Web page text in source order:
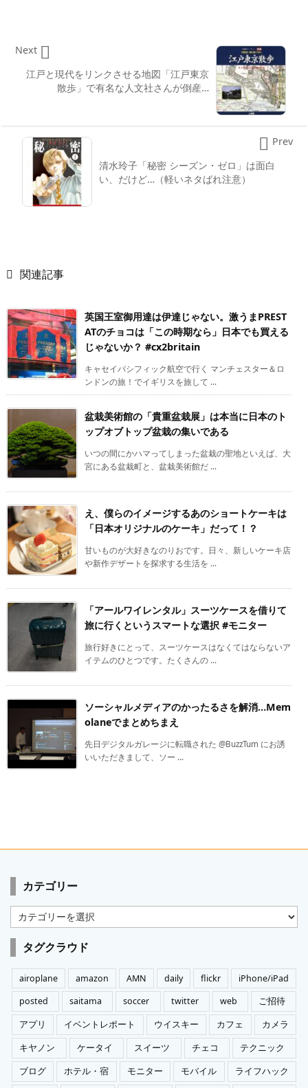
江戸と現代をリンクさせる地図「江戸東京
散歩」で有名な人文社さんが倒産…

Next
清水玲子「秘密 シーズン・ゼロ」は面白
い、だけど…（軽いネタばれ注意）
 Prev
 関連記事
英国王室御用達は伊達じゃない。激うまPREST
ATのチョコは「この時期なら」日本でも買える
じゃないか？ #cx2britain
キャセイパシフィック航空で行く マンチェスター＆ロ
ンドンの旅！でイギリスを旅して ...
盆栽美術館の「貴重盆栽展」は本当に日本のト
ップオブトップ盆栽の集いである
いつの間にかハマってしまった盆栽の聖地といえば、大
宮にある盆栽町と、盆栽美術館だ ...
え、僕らのイメージするあのショートケーキは
「日本オリジナルのケーキ」だって！？
甘いものが大好きなのりおです。日々、新しいケーキ店
や新作デザートを探求する生活を ...
「アールワイレンタル」スーツケースを借りて
旅に行くというスマートな選択 #モニター
旅行好きにとって、スーツケースはなくてはならないア
イテムのひとつです。たくさんの ...
ソーシャルメディアのかったるさを解消…Mem
olaneでまとめちまえ
先日デジタルガレージに転職された @BuzzTum にお誘
いいただきまして、ソー ...
カテゴリー
カ
テ
ゴ
リ
ー
タグクラウド
airoplane amazon AMN daily flickr
iPhone/iPad
posted
saitama soccer twitter web
ご招待
アプリ
イベントレポート ウイスキー カフェ
カメラ
キヤノン
ケータイ スイーツ チェコ
テクニック
ブログ
ホテル・宿 モニター モバイル
ライフハック